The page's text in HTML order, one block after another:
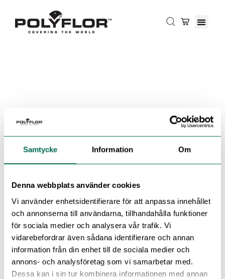
Samtycke Information Om
Denna webbplats använder cookies
Vi använder enhetsidentifierare för att anpassa innehållet
och annonserna till användarna, tillhandahålla funktioner
för sociala medier och analysera vår trafik. Vi
vidarebefordrar även sådana identifierare och annan
information från din enhet till de sociala medier och
annons- och analysföretag som vi samarbetar med.
Dessa kan i sin tur kombinera informationen med annan